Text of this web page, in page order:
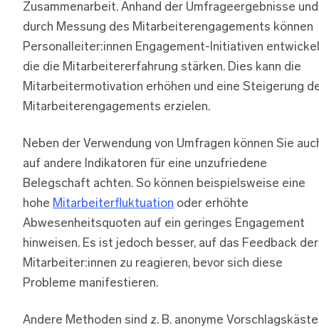
Zusammenarbeit. Anhand der Umfrageergebnisse und
durch Messung des Mitarbeiterengagements können
Personalleiter:innen Engagement-Initiativen
die die Mitarbeitererfahrung stärken. Dies kann die
Mitarbeitermotivation erhöhen und eine Steigerung
Mitarbeiterengagements erzielen.
Neben der Verwendung von Umfragen können Sie
auf andere Indikatoren für eine unzufriedene
Belegschaft achten. So können beispielsweise eine
hohe Mitarbeiterfluktuation oder erhöhte
Abwesenheitsquoten auf ein geringes Engagement
hinweisen. Es ist jedoch besser, auf das Feedback der
Mitarbeiter:innen zu reagieren, bevor sich diese
Probleme manifestieren.
Andere Methoden sind z. B. anonyme